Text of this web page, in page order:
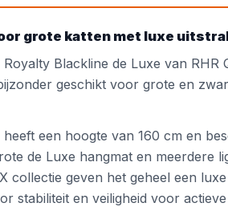
grote katten met luxe
Royalty Blackline de Luxe van RHR
geschikt voor grote en
heeft een hoogte van 160 cm en
de Luxe hangmat en meerdere
collectie geven het geheel een
stabiliteit en veiligheid voor